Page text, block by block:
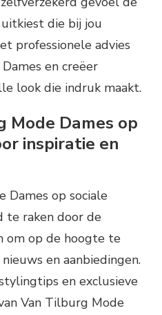
die bij jou
professionele advies
en creëer
look die indruk maakt.
Mode Dames op
inspiratie en
Dames op sociale
te raken door de
om op de hoogte te
en aanbiedingen.
en exclusieve
Van Tilburg Mode